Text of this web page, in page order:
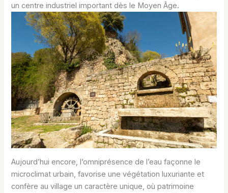
un centre industriel important dès le Moyen Âge.
Aujourd’hui encore, l’omniprésence de l’eau façonne le
microclimat urbain, favorise une végétation luxuriante et
confère au village un caractère unique, où patrimoine